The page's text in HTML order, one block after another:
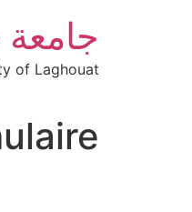
جامعة
of Laghouat